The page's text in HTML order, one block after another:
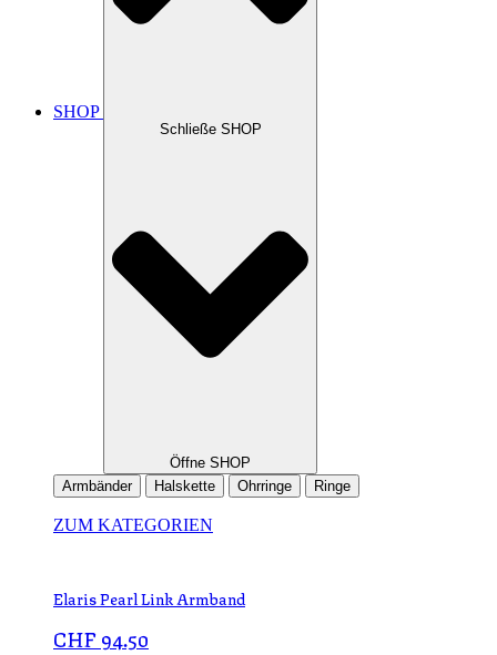
SHOP
Schließe SHOP
Öffne SHOP
Armbänder
Halskette Ohrringe Ringe
ZUM KATEGORIEN
Elaris Pearl Link Armband
CHF94.50